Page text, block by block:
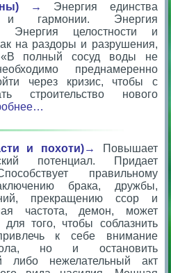
→
Энергия единства
и гармонии. Энергия
целостности и
на раздоры и разрушения,
полный сосуд воды не
преднамеренно
через кризис, чтобы с
строительство нового
и похоти)→
Повышает
потенциал. Придает
правильному
брака, дружбы,
прекращению ссор и
частота, демон, может
того, чтобы соблазнить
к себе внимание
пола, но и остановить
либо нежелательный акт